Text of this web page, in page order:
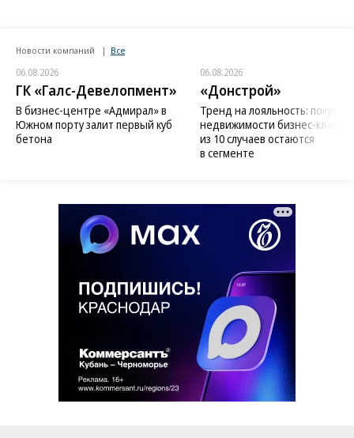
Новости компаний Все
06.08.2026
ГК «Галс-Девелопмент»
В бизнес-центре «Адмирал» в
Южном порту залит первый куб
бетона
06.08.2026
«Донстрой»
Тренд на лояльность:
недвижимости бизнес-класса
из 10 случаев остаются
в сегменте